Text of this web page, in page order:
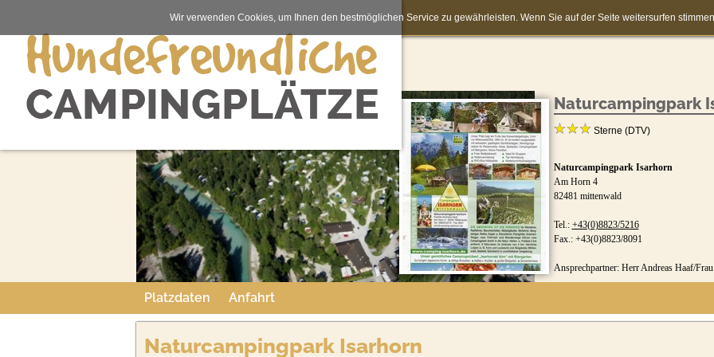
Naturcampingpark
Sterne (DTV)
Naturcampingpark Isarhorn
Am Horn 4
82481 mittenwald
Tel.: +43(0)8823/5216
Fax.: +43(0)8823/8091
Ansprechpartner: Herr Andreas Haaf/
Platzdaten Anfahrt
Naturcampingpark Isarhorn
Wir verwenden Cookies, um Ihnen den bestmöglichen Service zu gewährleisten. Wenn Sie auf der Seite weitersurfen